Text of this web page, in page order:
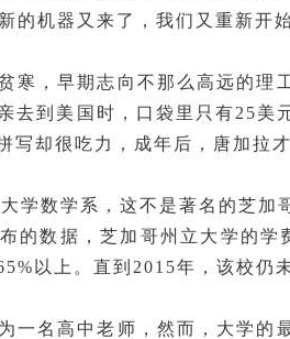
的机器又来了，我们又重新
寒，早期志向不那么高远的理
去到美国时，口袋里只有25美
写却很吃力，成年后，唐加拉
学数学系，这不是著名的芝加
的数据，芝加哥州立大学的
以上。直到2015年，该校仍
一名高中老师，然而，大学的